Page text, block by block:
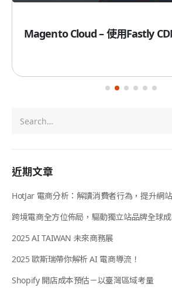
Magento Cloud – 使用Fastly
近期文章
HotJar 電商分析：解讀消費者行為，提升網
跨境電商全方位佈局，驅動獨立站品牌全球
2025 AI TAIWAN 未來商務展
2025 歐斯瑞帶你解析 AI 電商導流！
Shopify 開店成本預估－以臺灣區域考量